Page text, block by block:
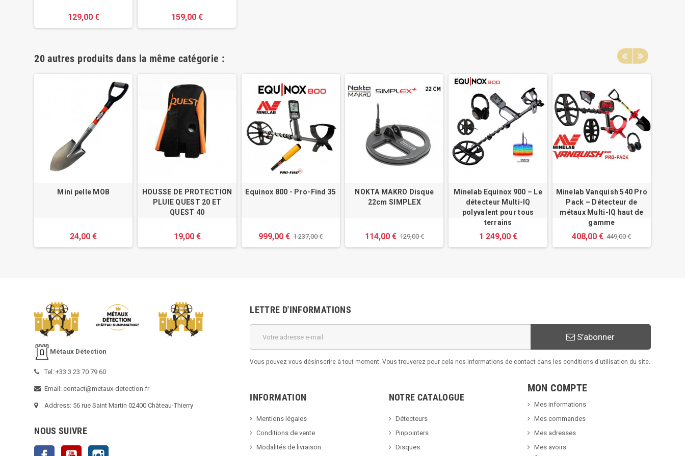
129,00 € 159,00 €
20 autres produits dans la même catégorie :
Mini pelle MOB
24,00 €
HOUSSE DE PROTECTION
PLUIE QUEST 20 ET
QUEST 40
19,00 €
Equinox 800 - Pro-Find 35
999,00 € 1 237,00 €
NOKTA MAKRO Disque
22cm SIMPLEX
114,00 € 129,00 €
Minelab Equinox 900 – Le
détecteur Multi-IQ
polyvalent pour tous
terrains
1 249,00 €
Minelab Vanquish 540 Pro
Pack – Détecteur de
métaux Multi-IQ haut de
gamme
408,00 € 449,00 €
Métaux Détection
Tel: +33 3 23 70 79 60
Email: contact@metaux-detection.fr
Address: 56 rue Saint Martin 02400 Château-Thierry
NOUS SUIVRE
Facebook YouTube
LETTRE D'INFORMATIONS
S’abonner
Vous pouvez vous désinscrire à tout moment. Vous trouverez pour cela nos informations de contact dans les conditions d'utilisation du site.
INFORMATION
Mentions légales
Conditions de vente
Modalités de livraison
NOTRE CATALOGUE
Détecteurs
Pinpointers
Disques
MON COMPTE
Mes informations
Mes commandes
Mes adresses
Mes avoirs